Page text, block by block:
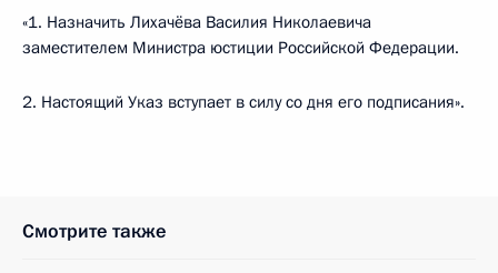
«1. Назначить Лихачёва Василия Николаевича
заместителем Министра юстиции Российской Федерации.
2. Настоящий Указ вступает в силу со дня его подписания».
Смотрите также